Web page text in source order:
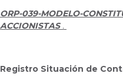
ORP-039-MODELO-
ACCIONISTAS.
Registro Situación de